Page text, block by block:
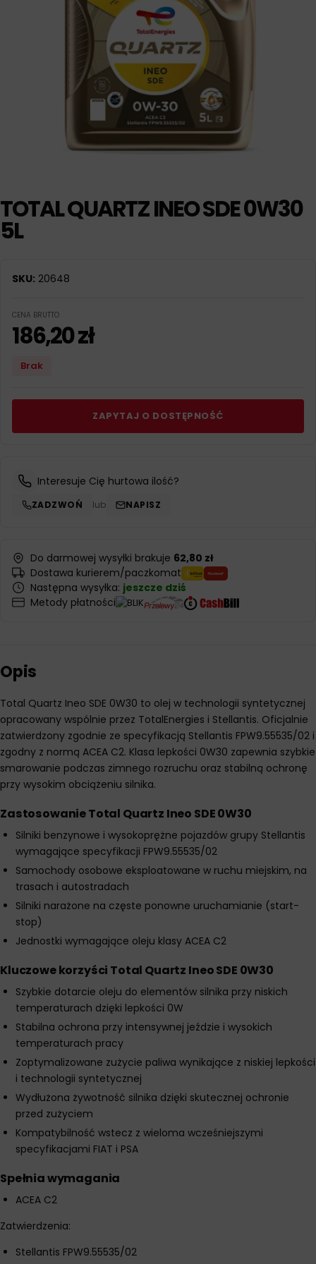
TOTAL QUARTZ INEO SDE 0W30
5L
SKU: 20648
CENA BRUTTO
186,20zł
Brak
ZAPYTAJ O DOSTĘPNOŚĆ
Interesuje Cię hurtowa ilość?
ZADZWOŃ lub NAPISZ
Do darmowej wysyłki brakuje 62,80 zł
Dostawa kurierem/paczkomat
Następna wysyłka: jeszcze dziś
Metody płatności
Opis
Total Quartz Ineo SDE 0W30 to olej w technologii syntetycznej
opracowany wspólnie przez TotalEnergies i Stellantis. Oficjalnie
zatwierdzony zgodnie ze specyfikacją Stellantis FPW9.55535/02 i
zgodny z normą ACEA C2. Klasa lepkości 0W30 zapewnia szybkie
smarowanie podczas zimnego rozruchu oraz stabilną ochronę
przy wysokim obciążeniu silnika.
Zastosowanie Total Quartz Ineo SDE 0W30
Silniki benzynowe i wysokoprężne pojazdów grupy Stellantis
wymagające specyfikacji FPW9.55535/02
Samochody osobowe eksploatowane w ruchu miejskim, na
trasach i autostradach
Silniki narażone na częste ponowne uruchamianie (start-
stop)
Jednostki wymagające oleju klasy ACEA C2
Kluczowe korzyści Total Quartz Ineo SDE 0W30
Szybkie dotarcie oleju do elementów silnika przy niskich
temperaturach dzięki lepkości 0W
Stabilna ochrona przy intensywnej jeździe i wysokich
temperaturach pracy
Zoptymalizowane zużycie paliwa wynikające z niskiej lepkości
i technologii syntetycznej
Wydłużona żywotność silnika dzięki skutecznej ochronie
przed zużyciem
Kompatybilność wstecz z wieloma wcześniejszymi
specyfikacjami FIAT i PSA
Spełnia wymagania
ACEA C2
Zatwierdzenia:
Stellantis FPW9.55535/02